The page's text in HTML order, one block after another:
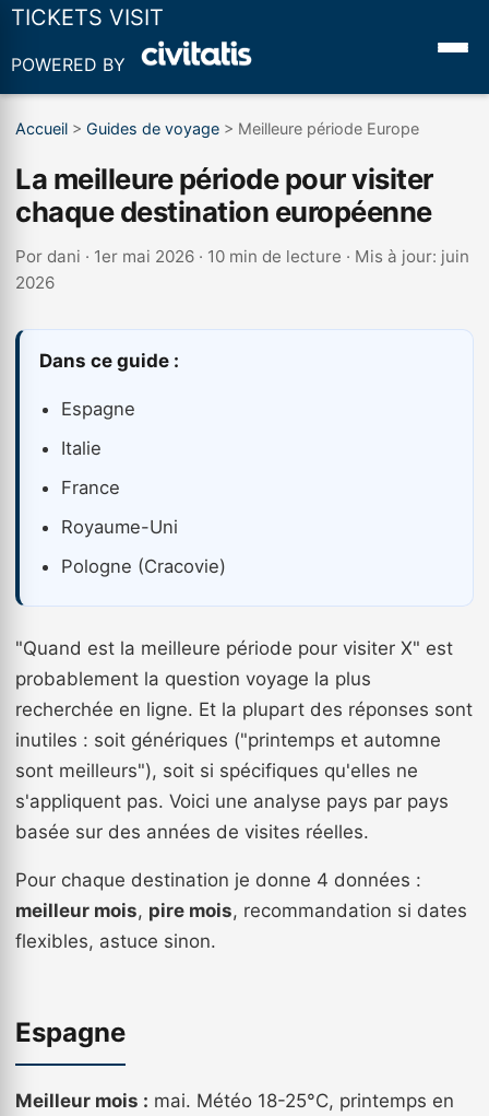
TICKETS VISIT
POWERED BY
Accueil > Guides de voyage > Meilleure période Europe
La meilleure période pour visiter
chaque destination européenne
Por dani · 1er mai 2026 · 10 min de lecture · Mis à jour: juin
2026
Dans ce guide :
Espagne
Italie
France
Royaume-Uni
Pologne (Cracovie)
"Quand est la meilleure période pour visiter X" est
probablement la question voyage la plus
recherchée en ligne. Et la plupart des réponses sont
inutiles : soit génériques ("printemps et automne
sont meilleurs"), soit si spécifiques qu'elles ne
s'appliquent pas. Voici une analyse pays par pays
basée sur des années de visites réelles.
Pour chaque destination je donne 4 données :
meilleur mois, pire mois, recommandation si dates
flexibles, astuce sinon.
Espagne
Meilleur mois : mai. Météo 18-25°C, printemps en